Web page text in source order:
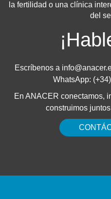
la fertilidad o una clínica
del
Escríbenos a
WhatsApp:
En ANACER conectamos,
construimos